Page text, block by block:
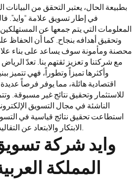
بطبيعة الحال، يعتبر التحقق من البيانات
في إطار تسويق علامة “وايد”.
المعلومات التي يتم جمعها عن
وتحقيق أهدافه بنجاح. كما أن الحفاظ
محصنة ومأمونة سوف يساعد على بناء
مع شركتنا و تعزيز ثقتهم بنا. تعدّ
وأكثرها تميزاً وتطوراً، فهي تتميز
اقتصادية هائلة، مما يوفر فرصاً
للاستثمار وتحقيق نتائج غير مسبوقة.
الناشئة في مجال التسويق
استطاعت تحقيق نتائج قياسية في
الابتكار والابتعاد عن التقاليد القديمة في هذا المجال.
وايد شركة
المملكة